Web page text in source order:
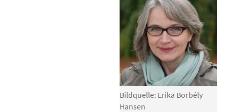
Bildquelle: Erika Borbély
Hansen